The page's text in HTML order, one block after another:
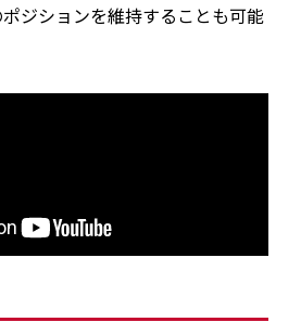
ジションを維持することも可能